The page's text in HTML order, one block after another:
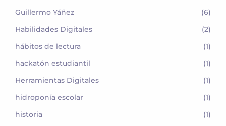
Guillermo Yáñez
(6)
Habilidades Digitales
(2)
hábitos de lectura
(1)
hackatón estudiantil
(1)
Herramientas Digitales
(1)
hidroponía escolar
(1)
historia
(1)